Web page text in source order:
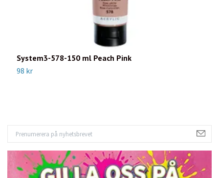
System3-578-150 ml Peach Pink
98 kr